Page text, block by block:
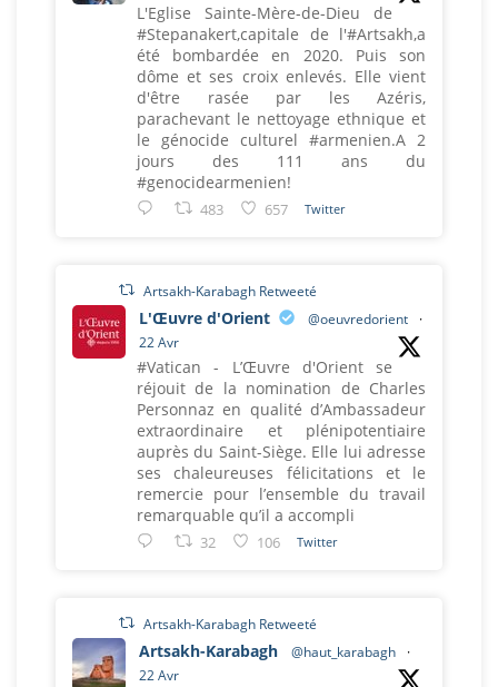
L'Eglise Sainte-Mère-de-Dieu de
#Stepanakert,capitale de l'#Artsakh,a
été bombardée en 2020. Puis son
dôme et ses croix enlevés. Elle vient
d'être rasée par les Azéris,
parachevant le nettoyage ethnique et
le génocide culturel #armenien.A 2
jours des 111 ans du
#genocidearmenien!
483 657 Twitter
Artsakh-Karabagh Retweeté
L'Œuvre d'Orient @oeuvredorient
·
22 Avr
#Vatican - L’Œuvre d'Orient se
réjouit de la nomination de Charles
Personnaz en qualité d’Ambassadeur
extraordinaire et plénipotentiaire
auprès du Saint-Siège. Elle lui adresse
ses chaleureuses félicitations et le
remercie pour l’ensemble du travail
remarquable qu’il a accompli
32 106 Twitter
Artsakh-Karabagh Retweeté
Artsakh-Karabagh @haut_karabagh
·
22 Avr